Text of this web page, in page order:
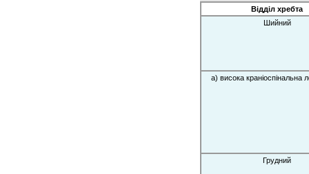
Відділ хребта
Шийний
а) висока краніо­спінальна
Грудний